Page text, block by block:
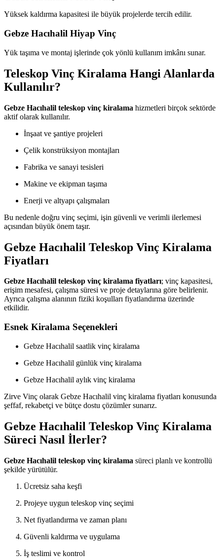
Yüksek kaldırma kapasitesi ile büyük projelerde tercih edilir.
Gebze Hacıhalil Hiyap Vinç
Yük taşıma ve montaj işlerinde çok yönlü kullanım imkânı sunar.
Teleskop Vinç Kiralama Hangi Alanlarda
Kullanılır?
Gebze Hacıhalil teleskop vinç kiralama hizmetleri birçok sektörde
aktif olarak kullanılır.
İnşaat ve şantiye projeleri
Çelik konstrüksiyon montajları
Fabrika ve sanayi tesisleri
Makine ve ekipman taşıma
Enerji ve altyapı çalışmaları
Bu nedenle doğru vinç seçimi, işin güvenli ve verimli ilerlemesi
açısından büyük önem taşır.
Gebze Hacıhalil Teleskop Vinç Kiralama
Fiyatları
Gebze Hacıhalil teleskop vinç kiralama fiyatları; vinç kapasitesi,
erişim mesafesi, çalışma süresi ve proje detaylarına göre belirlenir.
Ayrıca çalışma alanının fiziki koşulları fiyatlandırma üzerinde
etkilidir.
Esnek Kiralama Seçenekleri
Gebze Hacıhalil saatlik vinç kiralama
Gebze Hacıhalil günlük vinç kiralama
Gebze Hacıhalil aylık vinç kiralama
Zirve Vinç olarak Gebze Hacıhalil vinç kiralama fiyatları konusunda
şeffaf, rekabetçi ve bütçe dostu çözümler sunarız.
Gebze Hacıhalil Teleskop Vinç Kiralama
Süreci Nasıl İlerler?
Gebze Hacıhalil teleskop vinç kiralama süreci planlı ve kontrollü
şekilde yürütülür.
Ücretsiz saha keşfi
Projeye uygun teleskop vinç seçimi
Net fiyatlandırma ve zaman planı
Güvenli kaldırma ve uygulama
İş teslimi ve kontrol